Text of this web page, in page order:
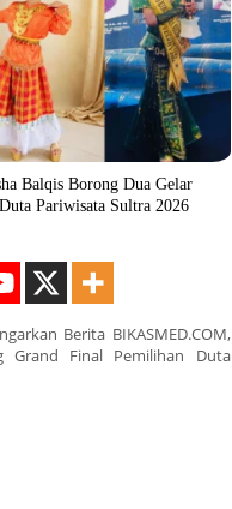
Balqis Borong Dua Gelar
Pariwisata Sultra 2026
Berita BIKASMED.COM,
Grand Final Pemilihan Duta